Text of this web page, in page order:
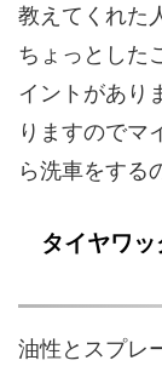
教えてくれた
ちょっとした
イントがあり
りますのでマ
ら洗車をする
タイヤワ
油性とスプレ